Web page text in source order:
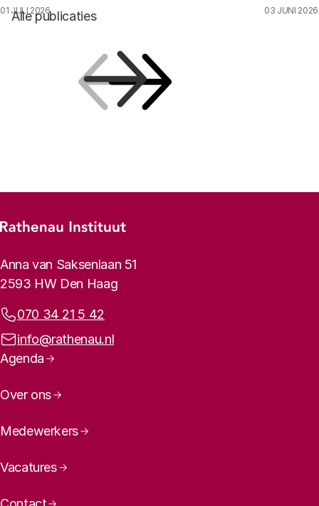
Alle publicaties
01 JULI 2026 03 JUNI 2026
Footer-menu
Rathenau logo, naar de homepage
Contactinformatie
Anna van Saksenlaan 51
2593 HW Den Haag
Telefoonnummer:
070 34 21 5 42
E-mailadres:
info@rathenau.nl
Paginanavigatie
Agenda
Over ons
Medewerkers
Vacatures